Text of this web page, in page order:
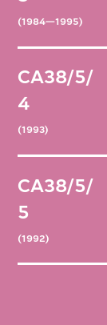
(1984—1995)
CA38/5/
4
(1993)
CA38/5/
5
(1992)